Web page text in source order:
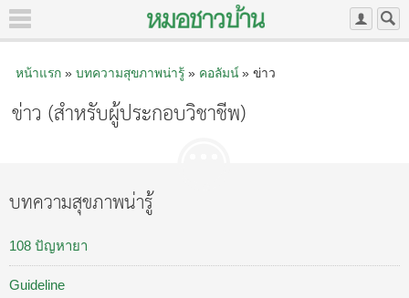
หน้าแรก» บทความสุขภาพน่ารู้» คอลัมน์» ข่าว
ข่าว (สำหรับผู้ประกอบวิชาชีพ)
บทความสุขภาพน่ารู้
108 ปัญหายา
Guideline